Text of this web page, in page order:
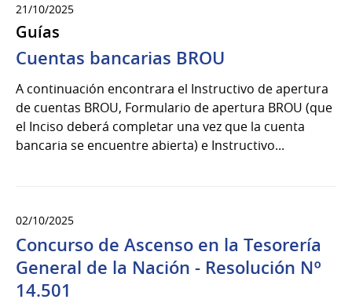
21/10/2025
Guías
Cuentas bancarias BROU
A continuación encontrara el Instructivo de apertura
de cuentas BROU, Formulario de apertura BROU (que
el Inciso deberá completar una vez que la cuenta
bancaria se encuentre abierta) e Instructivo...
02/10/2025
Concurso de Ascenso en la Tesorería
General de la Nación - Resolución Nº
14.501